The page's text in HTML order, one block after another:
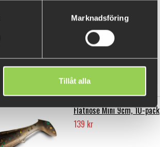
Marknadsföring
Tillåt alla
för fiskens välbefinnande
i Sverige
VISA MER
Flatnose Mini 9cm, 10-pack
139 kr